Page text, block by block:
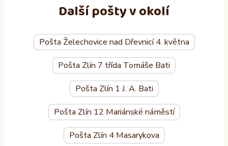
Další pošty v okolí
Pošta Želechovice nad Dřevnicí 4. května
Pošta Zlín 7 třída Tomáše Bati
Pošta Zlín 1 J. A. Bati
Pošta Zlín 12 Mariánské náměstí
Pošta Zlín 4 Masarykova